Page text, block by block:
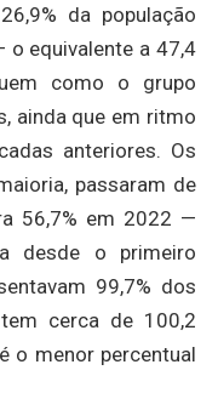
da população
equivalente a 47,4
como o grupo
ainda que em ritmo
anteriores. Os
passaram de
56,7% em 2022 —
desde o primeiro
99,7% dos
cerca de 100,2
o menor percentual